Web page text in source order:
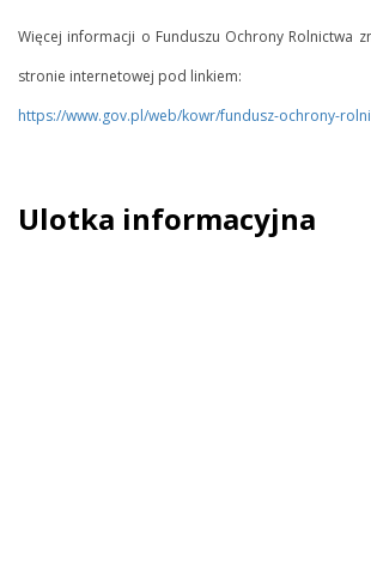
Więcej informacji o Funduszu Ochrony Rolnictwa
stronie internetowej pod linkiem:
https://www.gov.pl/web/kowr/fundusz-ochrony-
Ulotka informacyjna